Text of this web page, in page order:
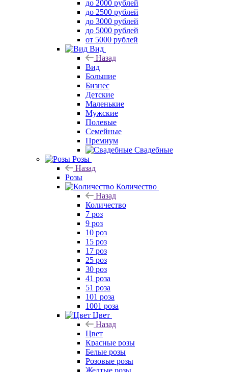
до 2000 рублей
до 2500 рублей
до 3000 рублей
до 5000 рублей
от 5000 рублей
Вид
Назад
Вид
Большие
Бизнес
Детские
Маленькие
Мужские
Полевые
Семейные
Премиум
Свадебные
Розы
Назад
Розы
Количество
Назад
Количество
7 роз
9 роз
10 роз
15 роз
17 роз
25 роз
30 роз
41 роза
51 роза
101 роза
1001 роза
Цвет
Назад
Цвет
Красные розы
Белые розы
Розовые розы
Желтые розы